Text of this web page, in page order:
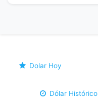
Dolar Hoy
Dólar Histórico